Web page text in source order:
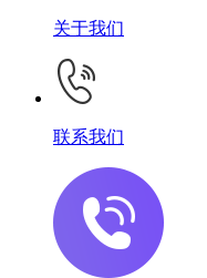
关于我们
联系我们